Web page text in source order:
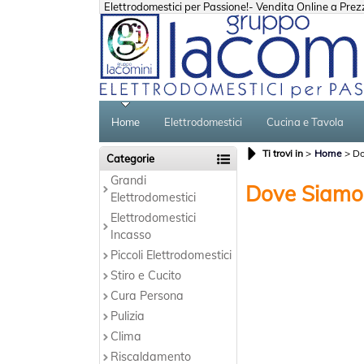
Elettrodomestici per Passione!- Vendita Online a
Home Elettrodomestici Cucina e Tavola
Categorie
Grandi
Elettrodomestici
Elettrodomestici
Incasso
Piccoli Elettrodomestici
Stiro e Cucito
Cura Persona
Pulizia
Clima
Riscaldamento
Ti trovi in Home
Dove Siamo